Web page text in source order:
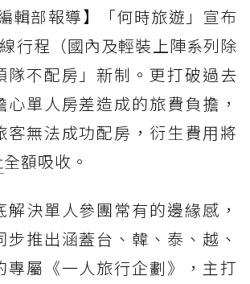
輯部報導】「何時旅遊」宣布
行程（國內及輕裝上陣系列除
隊不配房」新制。更打破過去
心單人房差造成的旅費負擔，
客無法成功配房，衍生費用將
全額吸收。
解決單人參團常有的邊緣感，
步推出涵蓋台、韓、泰、越、
專屬《一人旅行企劃》，主打